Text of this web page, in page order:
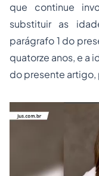
que continue
substituir as
parágrafo 1 do
quatorze anos, e a
do presente artigo,